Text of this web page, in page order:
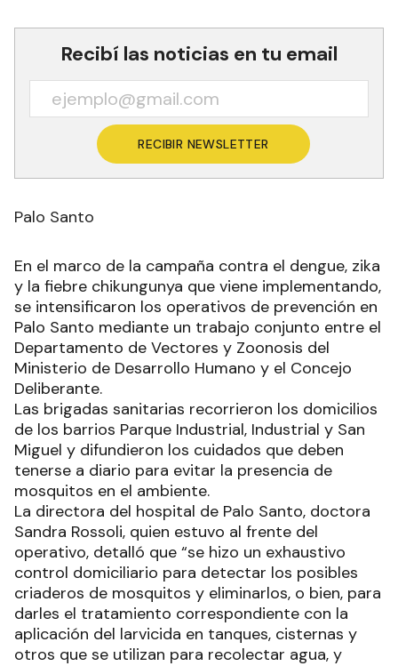
Recibí las noticias en tu email
RECIBIR NEWSLETTER
Palo Santo
En el marco de la campaña contra el dengue, zika
y la fiebre chikungunya que viene implementando,
se intensificaron los operativos de prevención en
Palo Santo mediante un trabajo conjunto entre el
Departamento de Vectores y Zoonosis del
Ministerio de Desarrollo Humano y el Concejo
Deliberante.
Las brigadas sanitarias recorrieron los domicilios
de los barrios Parque Industrial, Industrial y San
Miguel y difundieron los cuidados que deben
tenerse a diario para evitar la presencia de
mosquitos en el ambiente.
La directora del hospital de Palo Santo, doctora
Sandra Rossoli, quien estuvo al frente del
operativo, detalló que “se hizo un exhaustivo
control domiciliario para detectar los posibles
criaderos de mosquitos y eliminarlos, o bien, para
darles el tratamiento correspondiente con la
aplicación del larvicida en tanques, cisternas y
otros que se utilizan para recolectar agua, y